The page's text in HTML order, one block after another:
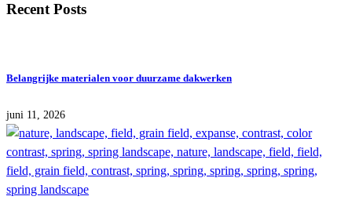
Recent Posts
Belangrijke materialen voor duurzame dakwerken
juni 11, 2026